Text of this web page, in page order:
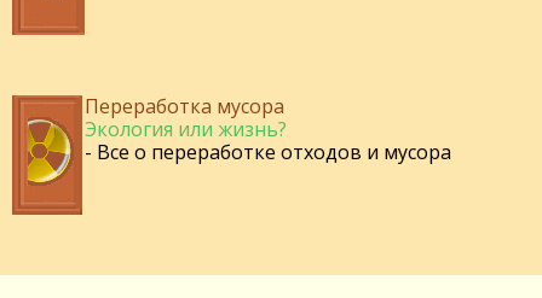
Переработка мусора
Экология или жизнь?
- Все о переработке отходов и мусора